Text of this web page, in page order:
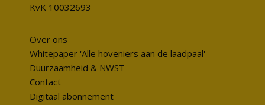
KvK 10032693
Over ons
Whitepaper 'Alle hoveniers aan de laadpaal'
Duurzaamheid & NWST
Contact
Digitaal abonnement